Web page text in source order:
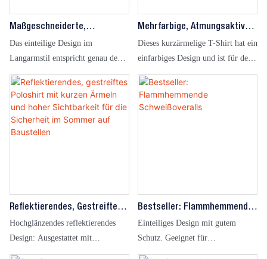
und sorgt so für Arbeitssicherheit.
Maßgeschneiderte,
Feuerfeste, Reflektierende,
Antistatische Und
Das einteilige Design im
Langarmstil entspricht genau den
tatsächlichen Anforderungen in der
Industrie, im Ingenieurwesen und
in anderen Arbeitsszenarien.
Flammhemmende Stoffe und
reflektierende Designs, geeignet
Mehrfarbige, Atmungsaktive
Und Bequeme Arbeitshemden
Für Herren Und Damen
Dieses kurzärmelige T-Shirt hat ein
einfarbiges Design und ist für den
Alltag und zum Kombinieren
geeignet. Geeignet für allgemeine
Büroumgebungen, Büroarbeiten in
Reflektierendes, Gestreiftes
Poloshirt Mit Kurzen Ärmeln
Und Hoher Sichtbarkeit Für
Hochglänzendes reflektierendes
Design: Ausgestattet mit
reflektierendem Band zur
Bestseller: Flammhemmende
Schweißoveralls
Einteiliges Design mit gutem
Schutz. Geeignet für
Schweißumgebungen.